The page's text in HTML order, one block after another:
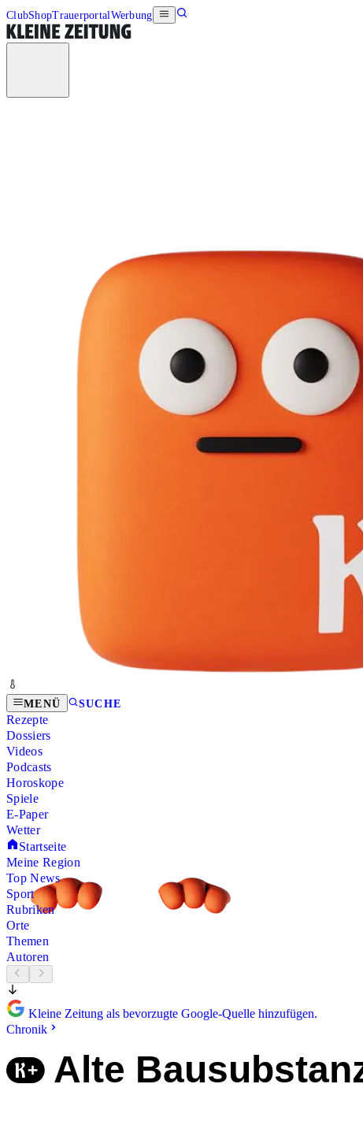
ClubShopTrauerportalWerbung
MENÜ SUCHE
Rezepte
Dossiers
Videos
Podcasts
Horoskope
Spiele
E-Paper
Wetter
Startseite
Meine Region
Top News
Sport
Rubriken
Orte
Themen
Autoren
Kleine Zeitung als bevorzugte Google-Quelle hinzufügen.
Chronik
Alte